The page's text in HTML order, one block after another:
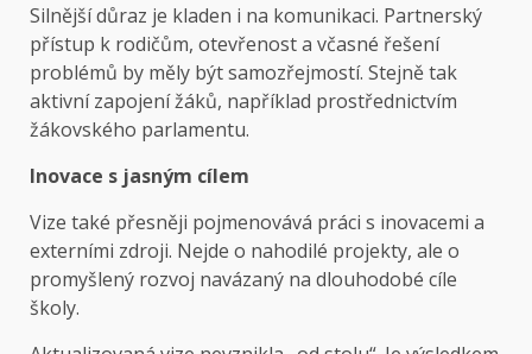
Silnější důraz je kladen i na komunikaci. Partnerský
přístup k rodičům, otevřenost a včasné řešení
problémů by měly být samozřejmostí. Stejně tak
aktivní zapojení žáků, například prostřednictvím
žákovského parlamentu.
Inovace s jasným cílem
Vize také přesněji pojmenovává práci s inovacemi a
externími zdroji. Nejde o nahodilé projekty, ale o
promyšlený rozvoj navázaný na dlouhodobé cíle
školy.